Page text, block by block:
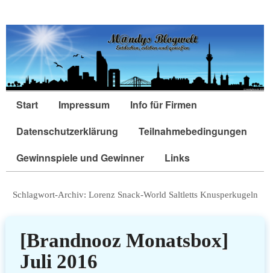
Start Impressum
Info für Firmen
Datenschutzerklärung
Teilnahmebedingungen
Gewinnspiele und Gewinner
Links
Schlagwort-Archiv: Lorenz Snack-World Saltletts Knusperkugeln
[Brandnooz Monatsbox]
Juli 2016